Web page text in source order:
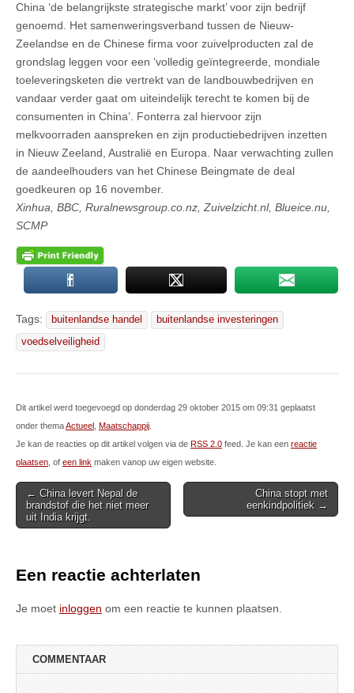
China ‘de belangrijkste strategische markt’ voor zijn bedrijf
genoemd. Het samenweringsverband tussen de Nieuw-
Zeelandse en de Chinese firma voor zuivelproducten zal de
grondslag leggen voor een ‘volledig geïntegreerde, mondiale
toeleveringsketen die vertrekt van de landbouwbedrijven en
vandaar verder gaat om uiteindelijk terecht te komen bij de
consumenten in China’. Fonterra zal hiervoor zijn
melkvoorraden aanspreken en zijn productiebedrijven inzetten
in Nieuw Zeeland, Australië en Europa. Naar verwachting zullen
de aandeelhouders van het Chinese Beingmate de deal
goedkeuren op 16 november.
Xinhua, BBC, Ruralnewsgroup.co.nz, Zuivelzicht.nl, Blueice.nu,
SCMP
Tags: buitenlandse handel
buitenlandse investeringen
voedselveiligheid
Dit artikel werd toegevoegd op donderdag 29 oktober 2015 om 09:31 geplaatst
onder themaActueel Maatschappij
Je kan de reacties op dit artikel volgen via de RSS 2.0 feed. Je kan een reactie
plaatsen , of een link maken vanop uw eigen website.
Post
navigation
← China levert Nepal de
brandstof die het niet meer
uit India krijgt.
China stopt met
eenkindpolitiek →
Een reactie achterlaten
Je moet inloggen om een reactie te kunnen plaatsen.
COMMENTAAR